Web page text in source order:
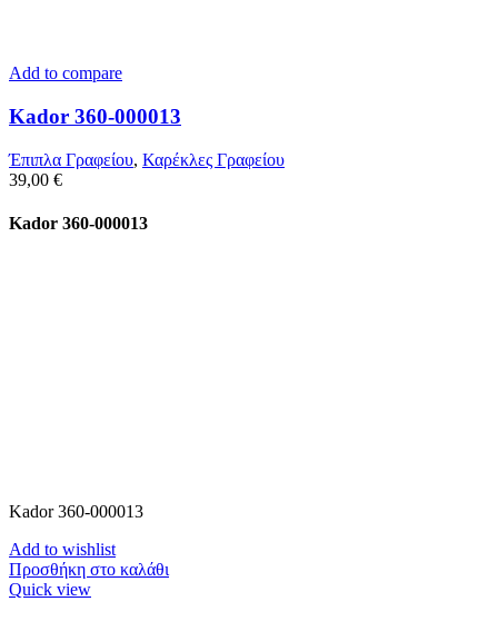
Add to compare
Kador 360-000013
Έπιπλα Γραφείου, Καρέκλες Γραφείου
39,00 €
Kador 360-000013
Kador 360-000013
Add to wishlist
Προσθήκη στο καλάθι
Quick view